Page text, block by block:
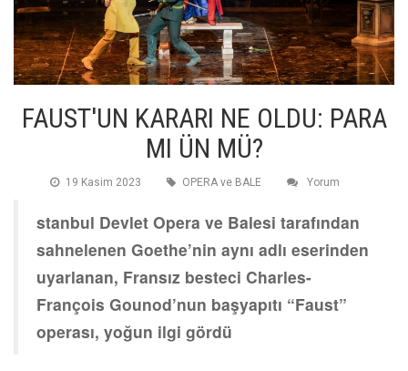
FAUST'UN KARARI NE OLDU: PARA
MI ÜN MÜ?
19 Kasim 2023 OPERA ve BALE Yorum
stanbul Devlet Opera ve Balesi tarafından
sahnelenen Goethe’nin aynı adlı eserinden
uyarlanan, Fransız besteci Charles-
François Gounod’nun başyapıtı “Faust”
operası, yoğun ilgi gördü